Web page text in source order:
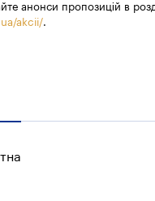
анонси пропозицій в
akcii/.